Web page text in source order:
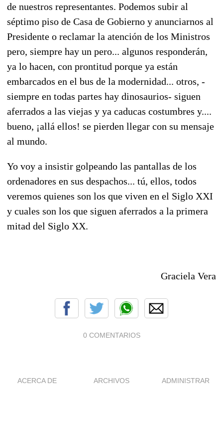
de nuestros representantes. Podemos subir al
séptimo piso de Casa de Gobierno y anunciarnos al
Presidente o reclamar la atención de los Ministros
pero, siempre hay un pero... algunos responderán,
ya lo hacen, con prontitud porque ya están
embarcados en el bus de la modernidad... otros, -
siempre en todas partes hay dinosaurios- siguen
aferrados a las viejas y ya caducas costumbres y....
bueno, ¡allá ellos! se pierden llegar con su mensaje
al mundo.
Yo voy a insistir golpeando las pantallas de los
ordenadores en sus despachos... tú, ellos, todos
veremos quienes son los que viven en el Siglo XXI
y cuales son los que siguen aferrados a la primera
mitad del Siglo XX.
Graciela Vera
0 COMENTARIOS
ACERCA DE ARCHIVOS ADMINISTRAR